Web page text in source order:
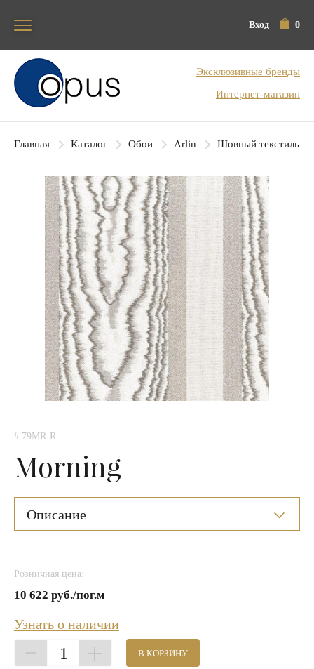
Вход 0
Блок поиска
Эксклюзивные бренды
Интернет-магазин
Главная Каталог Обои Arlin Шовный текстиль
# 79MR-R
Morning
Описание
Розничная цена:
10 622 руб./пог.м
Узнать о наличии
1 В КОРЗИНУ